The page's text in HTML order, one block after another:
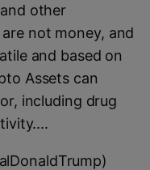
other
not money, and
and based on
Assets can
including drug